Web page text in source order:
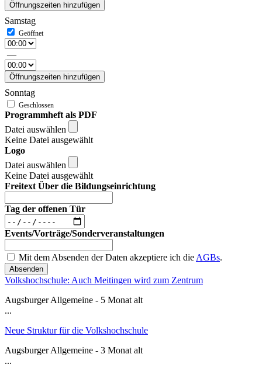
Öffnungszeiten hinzufügen
Samstag
—
Öffnungszeiten hinzufügen
Sonntag
Programmheft als PDF
Datei auswählen
Keine Datei ausgewählt
Logo
Datei auswählen
Keine Datei ausgewählt
Freitext Über die Bildungseinrichtung
Tag der offenen Tür
Events/Vorträge/Sonderveranstaltungen
Mit dem Absenden der Daten akzeptiere ich dieAGBs.
Absenden
Volkshochschule: Auch Meitingen wird zum Zentrum
Augsburger Allgemeine - 5 Monat alt
...
Neue Struktur für die Volkshochschule
Augsburger Allgemeine - 3 Monat alt
...